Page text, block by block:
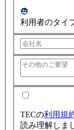
利用者のタイ
TECの利用規
読み理解しま